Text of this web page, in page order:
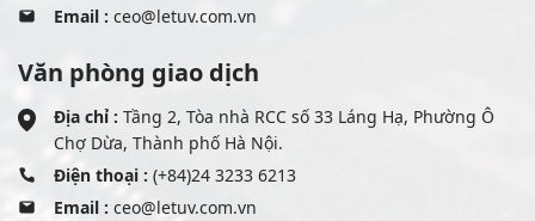
Email : ceo@letuv.com.vn
Văn phòng giao dịch
Địa chỉ : Tầng 2, Tòa nhà RCC số 33 Láng Hạ, Phường Ô
Chợ Dừa, Thành phố Hà Nội.
Điện thoại : (+84)24 3233 6213
Email : ceo@letuv.com.vn